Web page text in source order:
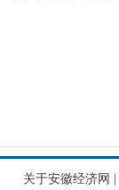
关于安徽经济网